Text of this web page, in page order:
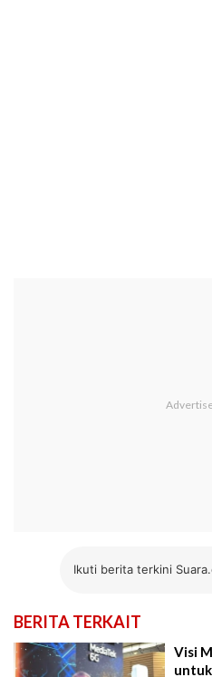
Ikuti berita terkini
BERITA TERKAIT
Visi
untuk